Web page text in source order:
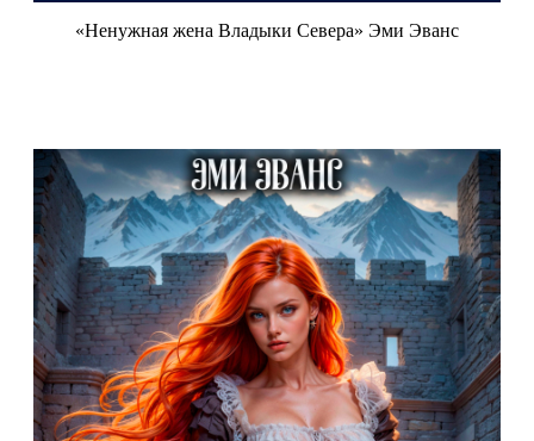
«Ненужная жена Владыки Севера» Эми Эванс